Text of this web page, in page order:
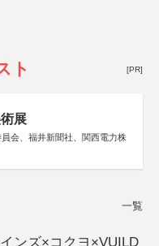
ト [PR]
展
会、福井新聞社、関西電力株
一覧
インズ×コクヨ×VUILD